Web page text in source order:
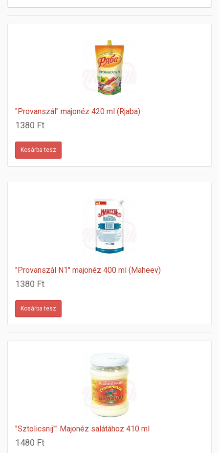
"Provanszál" majonéz 420 ml (Rjaba)
1380 Ft
"Provanszál N1" majonéz 400 ml (Maheev)
1380 Ft
"Sztolicsnij"" Majonéz salátához 410 ml
1480 Ft